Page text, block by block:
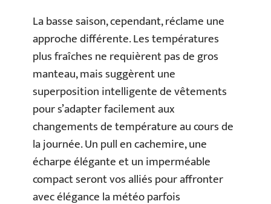
La basse saison, cependant, réclame une
approche différente. Les températures
plus fraîches ne requièrent pas de gros
manteau, mais suggèrent une
superposition intelligente de vêtements
pour s’adapter facilement aux
changements de température au cours de
la journée. Un pull en cachemire, une
écharpe élégante et un imperméable
compact seront vos alliés pour affronter
avec élégance la météo parfois